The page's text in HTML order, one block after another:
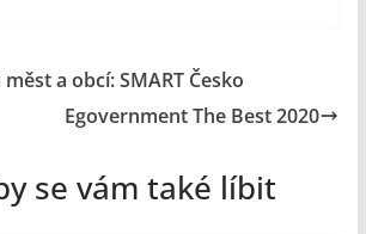
a obcí: SMART Česko
Egovernment The Best 2020
se vám také líbit